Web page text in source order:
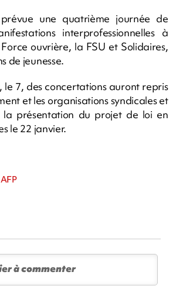
une quatrième journée de
interprofessionnelles à
ouvrière, la FSU et Solidaires,
de jeunesse.
le 7, des concertations auront repris
et les organisations syndicales et
la présentation du projet de loi en
le 22 janvier.